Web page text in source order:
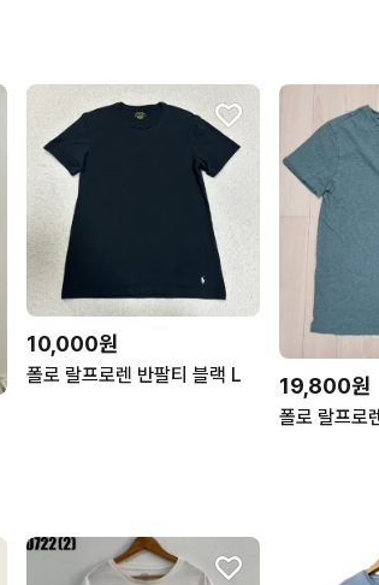
10,000원
폴로 랄프로렌 반팔티 블랙 L 19,800원